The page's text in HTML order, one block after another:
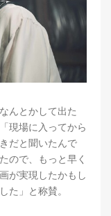
んとかして出た
現場に入ってから
だと聞いたんで
ので、もっと早く
が実現したかもし
た」と称賛。